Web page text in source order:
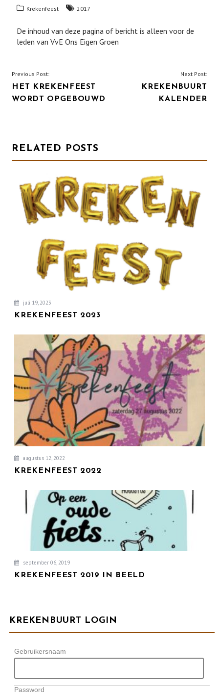
Krekenfeest 2017
De inhoud van deze pagina of bericht is alleen voor de
leden van VvE Ons Eigen Groen
BERICHT
NAVIGATIE
Previous Post:
HET KREKENFEEST
WORDT OPGEBOUWD
Next Post:
KREKENBUURT
KALENDER
RELATED POSTS
juli 19, 2023
KREKENFEEST 2023
augustus 12, 2022
KREKENFEEST 2022
september 06, 2019
KREKENFEEST 2019 IN BEELD
KREKENBUURT LOGIN
Gebruikersnaam
Password